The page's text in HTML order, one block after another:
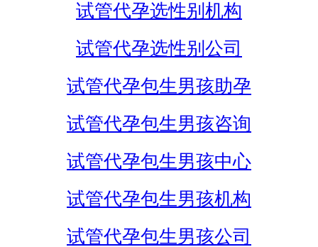
试管代孕选性别机构
试管代孕选性别公司
试管代孕包生男孩助孕
试管代孕包生男孩咨询
试管代孕包生男孩中心
试管代孕包生男孩机构
试管代孕包生男孩公司